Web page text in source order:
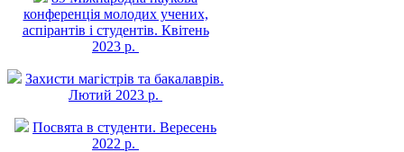
конференція молодих учених,
аспірантів і студентів. Квітень
2023 р.
Захисти магістрів та бакалаврів.
Лютий 2023 р.
Посвята в студенти. Вересень
2022 р.